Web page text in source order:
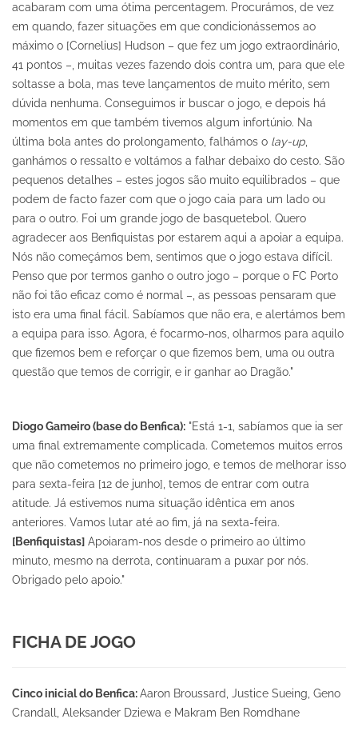
acabaram com uma ótima percentagem. Procurámos, de vez
em quando, fazer situações em que condicionássemos ao
máximo o [Cornelius] Hudson – que fez um jogo extraordinário,
41 pontos –, muitas vezes fazendo dois contra um, para que ele
soltasse a bola, mas teve lançamentos de muito mérito, sem
dúvida nenhuma. Conseguimos ir buscar o jogo, e depois há
momentos em que também tivemos algum infortúnio. Na
última bola antes do prolongamento, falhámos o lay-up
ganhámos o ressalto e voltámos a falhar debaixo do cesto. São
pequenos detalhes – estes jogos são muito equilibrados – que
podem de facto fazer com que o jogo caia para um lado ou
para o outro. Foi um grande jogo de basquetebol. Quero
agradecer aos Benfiquistas por estarem aqui a apoiar a equipa.
Nós não começámos bem, sentimos que o jogo estava difícil.
Penso que por termos ganho o outro jogo – porque o FC Porto
não foi tão eficaz como é normal –, as pessoas pensaram que
isto era uma final fácil. Sabíamos que não era, e alertámos bem
a equipa para isso. Agora, é focarmo-nos, olharmos para aquilo
que fizemos bem e reforçar o que fizemos bem, uma ou outra
questão que temos de corrigir, e ir ganhar ao Dragão."
Diogo Gameiro (base do Benfica): "Está 1-1, sabíamos que ia ser
uma final extremamente complicada. Cometemos muitos erros
que não cometemos no primeiro jogo, e temos de melhorar isso
para sexta-feira [12 de junho], temos de entrar com outra
atitude. Já estivemos numa situação idêntica em anos
anteriores. Vamos lutar até ao fim, já na sexta-feira.
[Benfiquistas] Apoiaram-nos desde o primeiro ao último
minuto, mesmo na derrota, continuaram a puxar por nós.
Obrigado pelo apoio."
FICHA DE JOGO
Cinco inicial do Benfica:Aaron Broussard, Justice Sueing, Geno
Crandall, Aleksander Dziewa e Makram Ben Romdhane